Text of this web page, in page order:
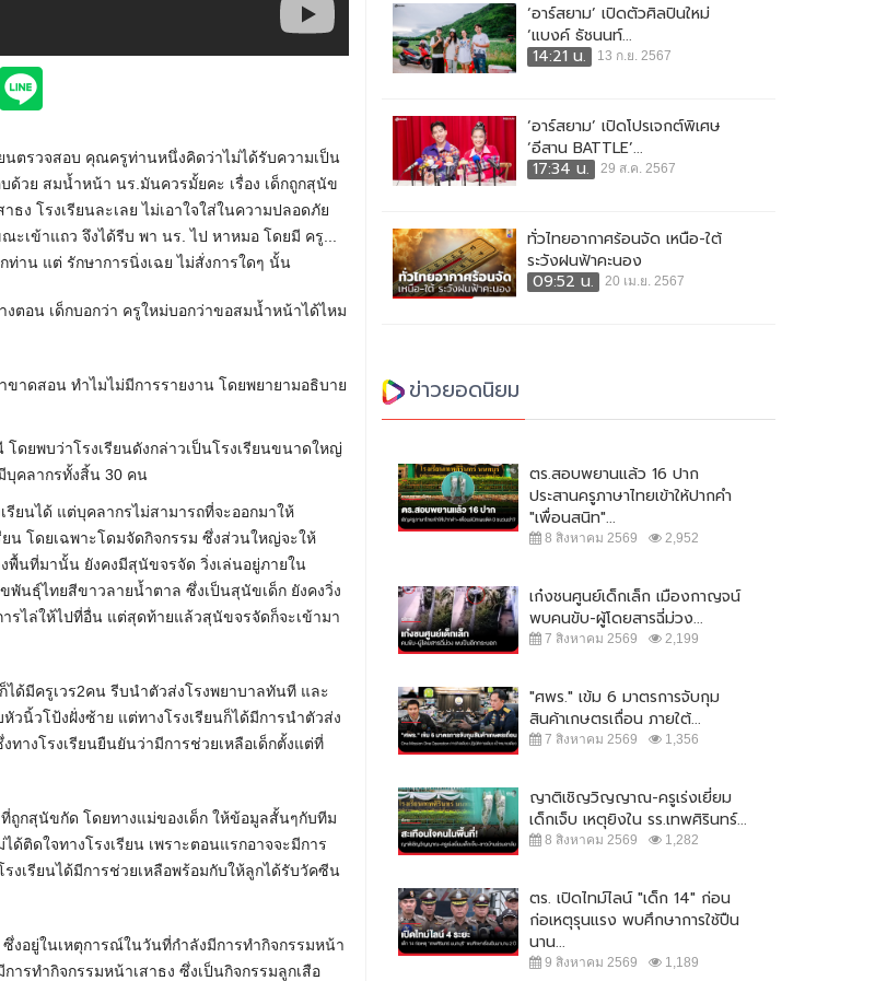
ยนตรวจสอบ คุณครูท่านหนึ่งคิดว่าไม่ได้รับความเป็น
ด้วย สมน้ำหน้า นร.มันควรมั้ยคะ เรื่อง เด็กถูกสุนัข
ธง โรงเรียนละเลย ไม่เอาใจใส่ในความปลอดภัย
เข้าแถว จึงได้รีบ พา นร. ไป หาหมอ โดยมี ครู...
ท่าน แต่ รักษาการนิ่งเฉย ไม่สั่งการใดๆ นั้น
ตอน เด็กบอกว่า ครูใหม่บอกว่าขอสมน้ำหน้าได้ไหม
ขาดสอน ทำไมไม่มีการรายงาน โดยพยายามอธิบาย
ดยพบว่าโรงเรียนดังกล่าวเป็นโรงเรียนขนาดใหญ่
บุคลากรทั้งสิ้น 30 คน
ยนได้ แต่บุคลากรไม่สามารถที่จะออกมาให้
น โดยเฉพาะโดมจัดกิจกรรม ซึ่งส่วนใหญ่จะให้
พื้นที่มานั้น ยังคงมีสุนัขจรจัด วิ่งเล่นอยู่ภายใน
นธุ์ไทยสีขาวลายน้ำตาล ซึ่งเป็นสุนัขเด็ก ยังคงวิ่ง
ารไล่ให้ไปที่อื่น แต่สุดท้ายแล้วสุนัขจรจัดก็จะเข้ามา
ด้มีครูเวร2คน รีบนำตัวส่งโรงพยาบาลทันที และ
นิ้วโป้งฝั่งซ้าย แต่ทางโรงเรียนก็ได้มีการนำตัวส่ง
ทางโรงเรียนยืนยันว่ามีการช่วยเหลือเด็กตั้งแต่ที่
ถูกสุนัขกัด โดยทางแม่ของเด็ก ให้ข้อมูลสั้นๆกับทีม
ติดใจทางโรงเรียน เพราะตอนแรกอาจจะมีการ
เรียนได้มีการช่วยเหลือพร้อมกับให้ลูกได้รับวัคซีน
งอยู่ในเหตุการณ์ในวันที่กำลังมีการทำกิจกรรมหน้า
ารทำกิจกรรมหน้าเสาธง ซึ่งเป็นกิจกรรมลูกเสือ
‘อาร์สยาม’ เปิดตัวศิลปินใหม่
‘แบงค์ ธัชนนท์...
14:21 น.
13 ก.ย. 2567
‘อาร์สยาม’ เปิดโปรเจกต์พิเศษ
‘อีสาน BATTLE’...
17:34 น.
29 ส.ค. 2567
ทั่วไทยอากาศร้อนจัด เหนือ-ใต้
ระวังฝนฟ้าคะนอง
09:52 น.
20 เม.ย. 2567
ข่าวยอดนิยม
ตร.สอบพยานแล้ว 16 ปาก
ประสานครูภาษาไทยเข้าให้ปากคำ
"เพื่อนสนิท"...
8 สิงหาคม 2569 2,952
เก๋งชนศูนย์เด็กเล็ก เมืองกาญจน์
พบคนขับ-ผู้โดยสารฉี่ม่วง...
7 สิงหาคม 2569 2,199
"ศพร." เข้ม 6 มาตรการจับกุม
สินค้าเกษตรเถื่อน ภายใต้...
7 สิงหาคม 2569 1,356
ญาติเชิญวิญญาณ-ครูเร่งเยี่ยม
เด็กเจ็บ เหตุยิงใน รร.เทพศิรินทร์...
8 สิงหาคม 2569 1,282
ตร. เปิดไทม์ไลน์ "เด็ก 14" ก่อน
ก่อเหตุรุนแรง พบศึกษาการใช้ปืน
นาน...
9 สิงหาคม 2569 1,189